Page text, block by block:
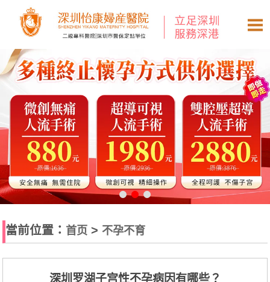
當前位置： 首页 > 不孕不育
深圳罗湖子宫性不孕病因有哪些？